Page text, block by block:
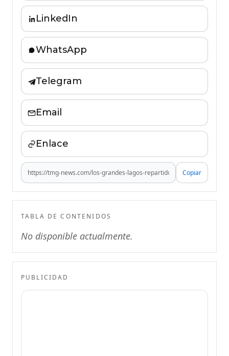
LinkedIn
WhatsApp
Telegram
Email
Enlace
Copiar
TABLA DE CONTENIDOS
No disponible actualmente.
PUBLICIDAD